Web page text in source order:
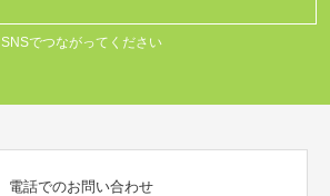
SNSでつながってください
電話でのお問い合わせ